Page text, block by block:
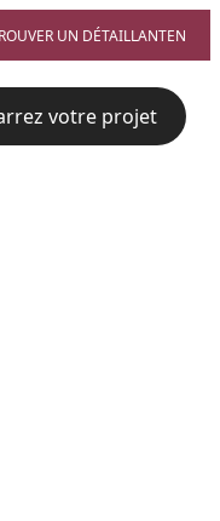
UN DÉTAILLANTEN
votre projet